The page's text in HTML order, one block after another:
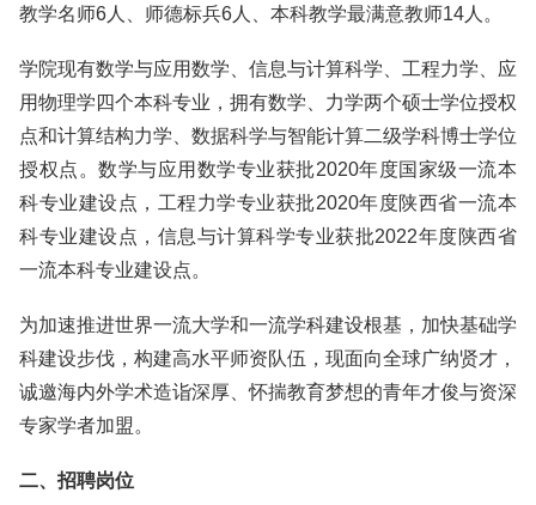
教学名师6人、师德标兵6人、本科教学最满意教师14人。
学院现有数学与应用数学、信息与计算科学、工程力学、应
用物理学四个本科专业，拥有数学、力学两个硕士学位授权
点和计算结构力学、数据科学与智能计算二级学科博士学位
授权点。数学与应用数学专业获批2020年度国家级一流本
科专业建设点，工程力学专业获批2020年度陕西省一流本
科专业建设点，信息与计算科学专业获批2022年度陕西省
一流本科专业建设点。
为加速推进世界一流大学和一流学科建设根基，加快基础学
科建设步伐，构建高水平师资队伍，现面向全球广纳贤才，
诚邀海内外学术造诣深厚、怀揣教育梦想的青年才俊与资深
专家学者加盟。
二、招聘岗位